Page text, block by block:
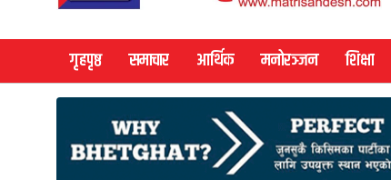
गृहपृष्ठ समाचार आर्थिक मनोरञ्जन शिक्षा